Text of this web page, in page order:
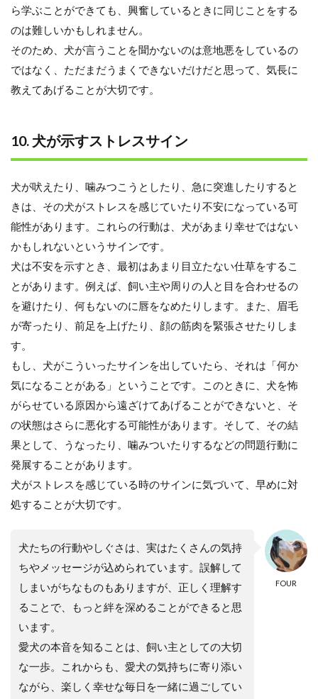
ら学ぶことができても、興奮しているときに同じことをする
のは難しいかもしれません。
そのため、犬が言うことを聞かないのは意地悪をしているの
ではなく、ただまだうまくできないだけだと思って、気長に
教えてあげることが大切です。
10. 犬が示すストレスサイン
犬が吠えたり、噛みつこうとしたり、急に突進したりすると
きは、その犬がストレスを感じていたり不安になっている可
能性があります。これらの行動は、犬があまり幸せではない
かもしれないというサインです。
犬は不安を示すとき、最初はあまり目立たない仕草をするこ
とがあります。例えば、飼い主や周りの人と目を合わせるの
を避けたり、何もないのに唇をなめたりします。また、眉毛
が寄ったり、前足を上げたり、顔の筋肉を緊張させたりしま
す。
もし、犬がこういったサインを出していたら、それは「何か
気になることがある」ということです。このときに、犬を怖
がらせている原因から遠ざけてあげることができないと、そ
の状態はさらに悪化する可能性があります。そして、その結
果として、うなったり、噛みついたりするなどの問題行動に
発展することがあります。
犬がストレスを感じている時のサインに気づいて、早めに対
処することが大切です。
FOUR
犬たちの行動やしぐさは、実はたくさんの気持
ちやメッセージが込められています。誤解して
しまいがちなものもありますが、正しく理解す
ることで、もっと絆を深めることができると思
います。
愛犬の本音を知ることは、飼い主としての大切
な一歩。これからも、愛犬の気持ちに寄り添い
ながら、楽しく幸せな毎日を一緒に過ごしてい